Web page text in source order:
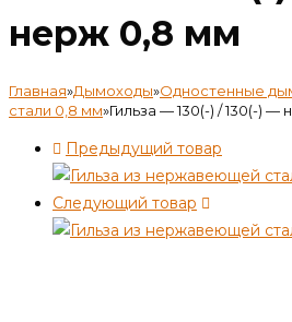
нерж 0,8 мм
Главная»Дымоходы»Одностенные
стали 0,8 мм»Гильза — 130(-) / 130(-)
Предыдущий товар
Следующий товар